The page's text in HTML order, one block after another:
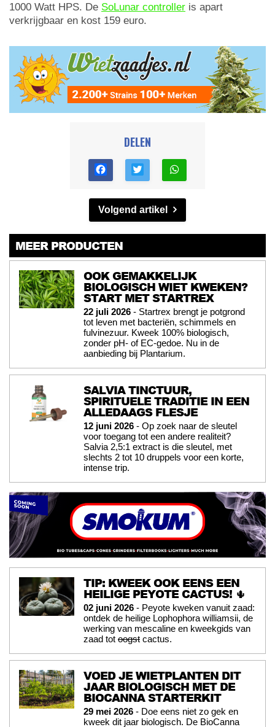
1000 Watt HPS. De SoLunar controller is apart
verkrijgbaar en kost 159 euro.
DELEN
Volgend artikel
MEER PRODUCTEN
OOK GEMAKKELIJK
BIOLOGISCH WIET KWEKEN?
START MET STARTREX
22 juli 2026 - Startrex brengt je potgrond
tot leven met bacteriën, schimmels en
fulvinezuur. Kweek 100% biologisch,
zonder pH- of EC-gedoe. Nu in de
aanbieding bij Plantarium.
SALVIA TINCTUUR,
SPIRITUELE TRADITIE IN EEN
ALLEDAAGS FLESJE
12 juni 2026 - Op zoek naar de sleutel
voor toegang tot een andere realiteit?
Salvia 2,5:1 extract is die sleutel, met
slechts 2 tot 10 druppels voor een korte,
intense trip.
TIP: KWEEK OOK EENS EEN
HEILIGE PEYOTE CACTUS! 🌵
02 juni 2026 - Peyote kweken vanuit zaad:
ontdek de heilige Lophophora williamsii, de
werking van mescaline en kweekgids van
zaad tot oogst cactus.
VOED JE WIETPLANTEN DIT
JAAR BIOLOGISCH MET DE
BIOCANNA STARTERKIT
29 mei 2026 - Doe eens niet zo gek en
kweek dit jaar biologisch. De BioCanna